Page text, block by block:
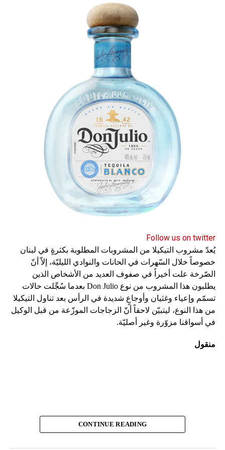
المنطقية طوال الوقت، ويجب أن يتغاضوا أيضاً عن التمثيل
الدرامي المبالغ فيه لأبطال القصة، والألقاب الغريبة التي يختارها
صانعو العمل مثل «حشرة العث»، والتحديق المتواصل بين
البطلَين لتجسيد شكل مبتذل من الرومانسية القائمة على فكرة
«النظر إلى أعماق الحبيب».
على صعيد آخر، تتعدد المشاهد الجريئة بلا مبرر، فهي لا تضيف
شيئاً إلى الحبكة الأصلية، وتبدو الوجوه المتجهّمة والمزحات
العابرة مأخوذة من منشورات منصة «تمبلر»، فهي ليست
منطقية كونها لا تتماشى مع أحداث الفيلم. وفي الأجزاء التي تخلو
من هذه الجوانب الشائبة، تبرز مشاكل أخرى مثل الحوارات
المبتذلة التي تُستعمل خلال فصول الفيلم المتبقية.
تبدو الموسيقى التصويرية مشابهة للبوب الشعبي وأغاني الروك،
لكنها تُستعمَل في لحظات غير مناسبة. لا يُفترض أن تتطور جميع
الأحداث على وقع الموسيقى! قد تكون بنية القصة مثيرة
للاهتمام، فهي تبدأ بطريقة مباشرة وتتعدد لقطات الماضي لشرح
التجارب المريعة التي عاشها بطلا القصة سابقاً في دار الأيتام.
تعليقات صوتية متواصلة وأسلوباً سردياً رتيباً. من الواضح أنهم لا
يحبذون المقاربة المبنية على عرض الأحداث بطريقة مشوّقة بدل
سردها بأسلوب ممل. في الوقت نفسه، يُصرّ الفيلم على عرض
معلومات متلاحقة وكشف الحقائق تباعاً، لكنه يخلو من صراع
أساسي. قد ينشأ صراع معيّن في النصف الثاني من الفيلم، لكنّ
الأحداث التي تسبقه لا تستحق عناء المشاهدة.
تجدر الإشارة إلى أن القصة لا ترتكز على فكرة سفاح القربى لأن
«رايجل» و»نيكا» لا ينتميان إلى العائلة نفسها ولم يكبرا معاً
كشقيقَين. يأتي التحوّل الأخير في الحبكة ليحلّ هذه المعضلة
قصص حب قوية، من الأفضل دوماً العودة إلى أعمال كلاسيكية،
على رأسها قصة روميو وجولييت!
Follow us on twitter
يُعدّ مشروب التيكيلا من المشروبات المطلوبة بكثرةٍ في لبنان
خصوصاً خلال السّهرات في الحانات والنوادي الليليّة، إلاّ أنّ
الصّرخة علت أخيراً في صفوف العديد من الأشخاص الذين
يطلبون هذا المشروب من نوع Don Julio بعدما سُجِّلت حالات
تسمّم وإعياء وغثيان وأوجاعٍ شديدة في الرأس بعد تناول التيكيلا
من هذا النوع، ليتبيّن لاحقاً أنّ الزجاجات الموزّعة من قبل الوكيل
في أسواقنا مزوّرة وغير أصليّة.
منقول
CONTINUE READING